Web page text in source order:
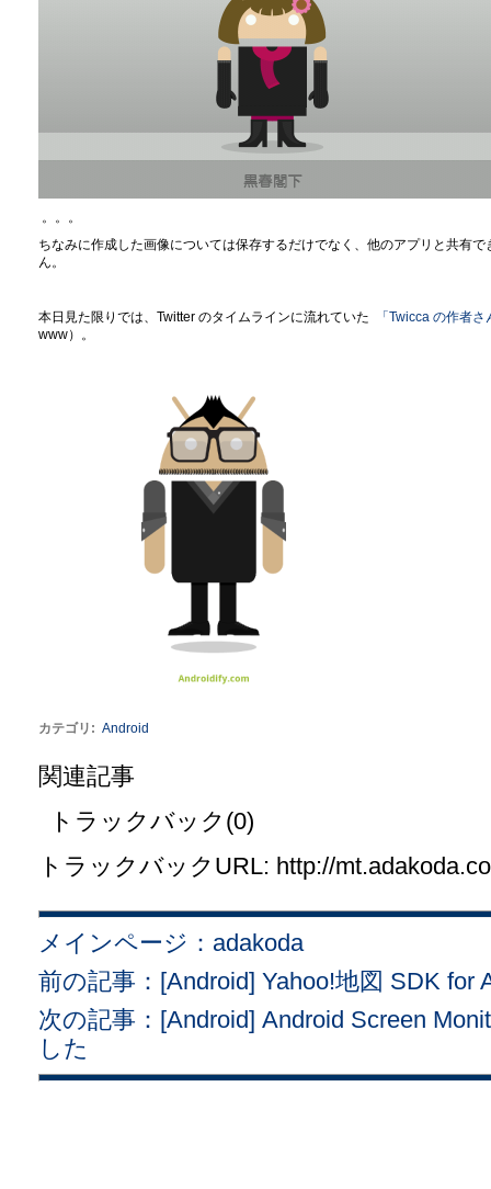
。。。
ちなみに作成した画像については保存するだけでなく、他のアプリと共有
ん。
本日見た限りでは、Twitter のタイムラインに流れていた
「Twicca の作者
www）。
カテゴリ : Android
関連記事
トラックバック(0)
トラックバックURL: http://
メインページ：adakoda
前の記事：[Android] Yahoo!地図 SDK for
次の記事：[Android] Android Screen
した